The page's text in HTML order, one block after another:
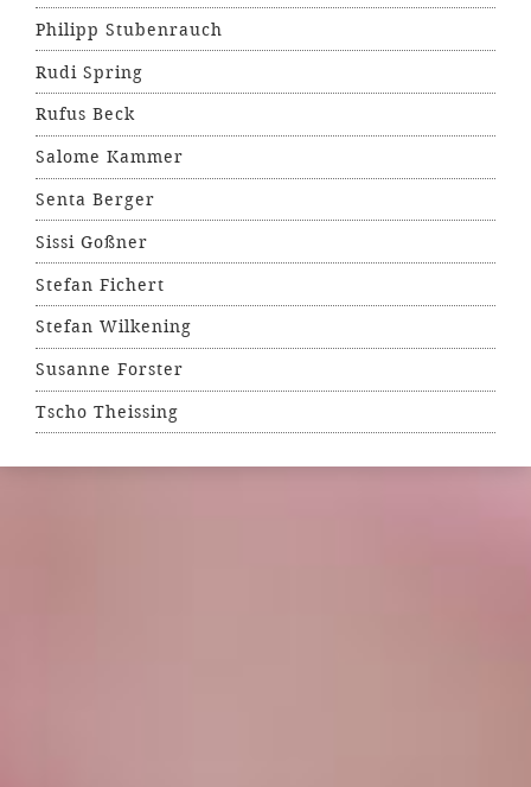
Philipp Stubenrauch
Rudi Spring
Rufus Beck
Salome Kammer
Senta Berger
Sissi Goßner
Stefan Fichert
Stefan Wilkening
Susanne Forster
Tscho Theissing